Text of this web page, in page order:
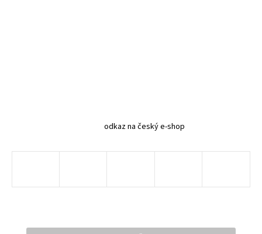
odkaz na český e-shop